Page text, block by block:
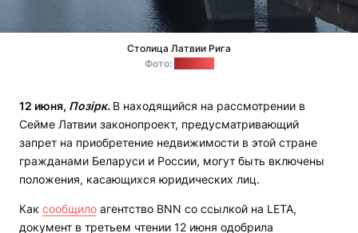
Столица Латвии Рига
Фото:
12 июня, Позірк. В находящийся на рассмотрении в
Сейме Латвии законопроект, предусматривающий
запрет на приобретение недвижимости в этой стране
гражданами Беларуси и России, могут быть включены
положения, касающихся юридических лиц.
Как сообщило агентство BNN со ссылкой на LETA,
документ в третьем чтении 12 июня одобрила